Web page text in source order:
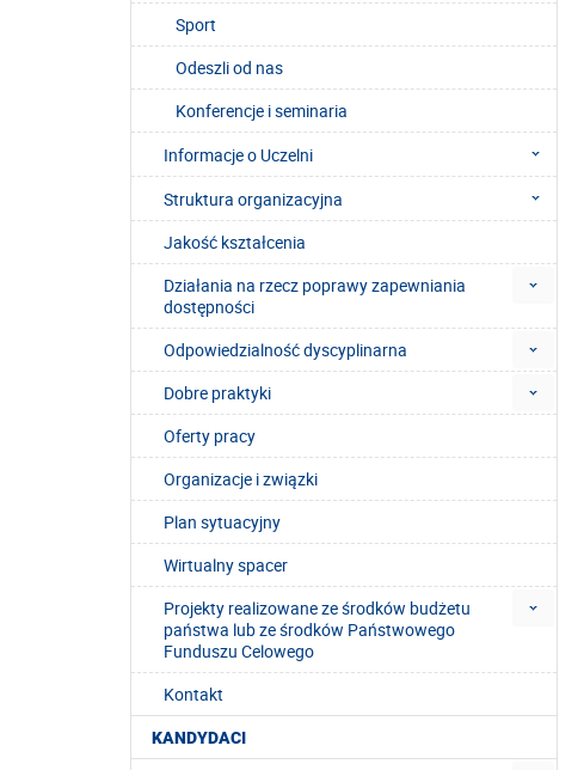
Sport
Odeszli od nas
Konferencje i seminaria
Informacje o Uczelni
Struktura organizacyjna
Jakość kształcenia
Działania na rzecz poprawy zapewniania
dostępności
Odpowiedzialność dyscyplinarna
Dobre praktyki
Oferty pracy
Organizacje i związki
Plan sytuacyjny
Wirtualny spacer
Projekty realizowane ze środków budżetu
państwa lub ze środków Państwowego
Funduszu Celowego
Kontakt
KANDYDACI